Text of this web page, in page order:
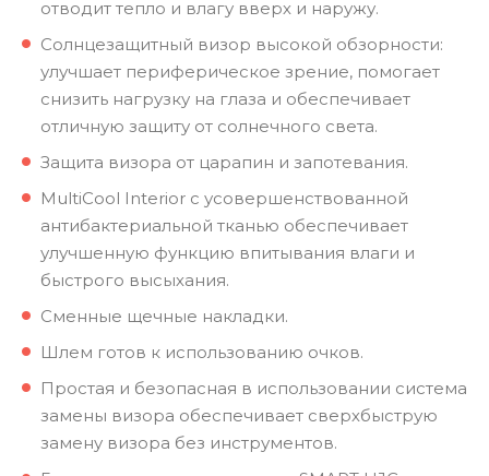
отводит тепло и влагу вверх и наружу.
Солнцезащитный визор высокой обзорности:
улучшает периферическое зрение, помогает
снизить нагрузку на глаза и обеспечивает
отличную защиту от солнечного света.
Защита визора от царапин и запотевания.
MultiCool Interior с усовершенствованной
антибактериальной тканью обеспечивает
улучшенную функцию впитывания влаги и
быстрого высыхания.
Сменные щечные накладки.
Шлем готов к использованию очков.
Простая и безопасная в использовании система
замены визора обеспечивает сверхбыструю
замену визора без инструментов.